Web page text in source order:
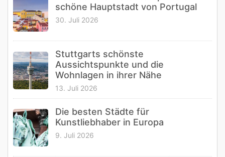
schöne Hauptstadt von Portugal
30. Juli 2026
Stuttgarts schönste
Aussichtspunkte und die
Wohnlagen in ihrer Nähe
13. Juli 2026
Die besten Städte für
Kunstliebhaber in Europa
9. Juli 2026